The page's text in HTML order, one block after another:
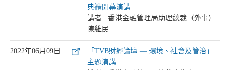
典禮開幕演講
講者 : 香港金融管理局助理總裁（外事）
陳維民
2022年06月09日
「TVB財經論壇 — 環境、社會及管治」
主題演講